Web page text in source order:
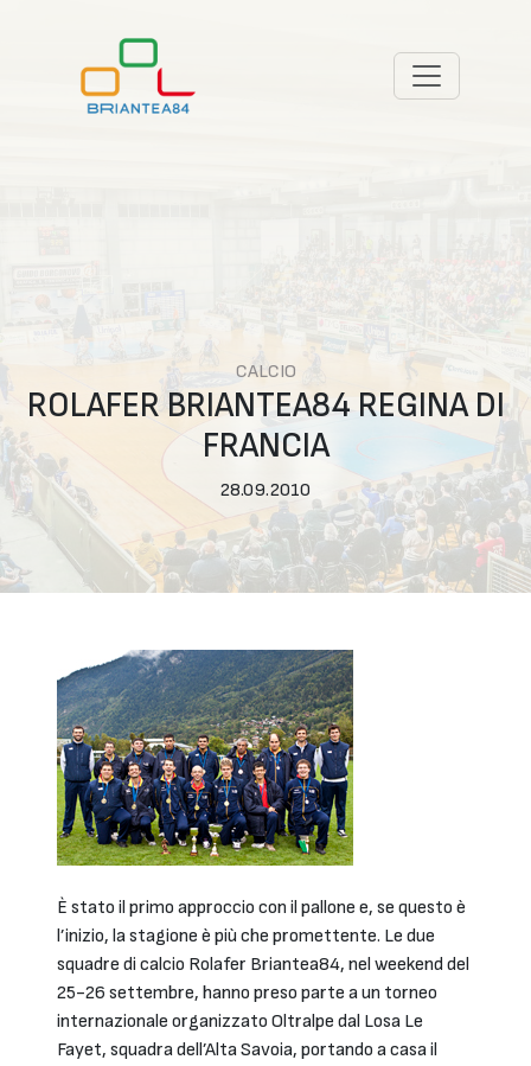
CALCIO
ROLAFER BRIANTEA84 REGINA DI
FRANCIA
28.09.2010
È stato il primo approccio con il pallone e, se questo è
l’inizio, la stagione è più che promettente. Le due
squadre di calcio Rolafer Briantea84, nel weekend del
25-26 settembre, hanno preso parte a un torneo
internazionale organizzato Oltralpe dal Losa Le
Fayet, squadra dell’Alta Savoia, portando a casa il